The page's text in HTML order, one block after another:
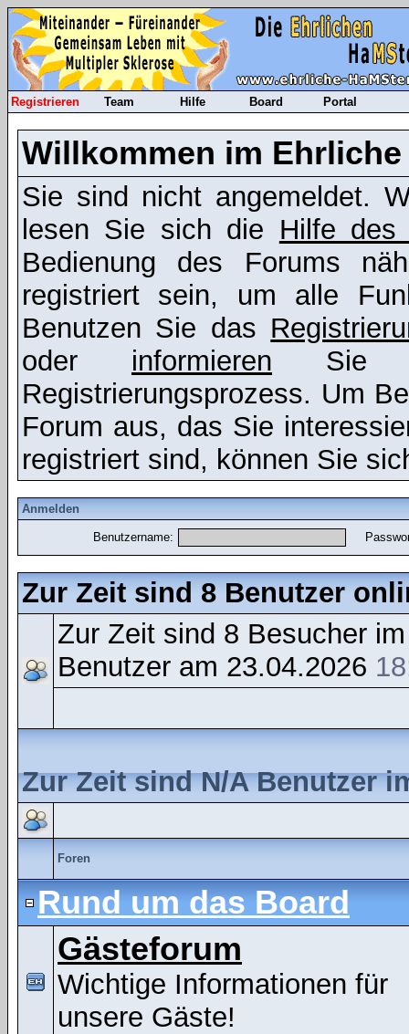
Registrieren Team Hilfe Board Portal
Willkommen im
Sie sind nicht angemeldet.
lesen Sie sich die Hilfe des
Bedienung des Forums
registriert sein, um alle
Benutzen Sie das
oder informieren Sie
Registrierungsprozess. Um
Forum aus, das Sie
registriert sind, können Sie
Anmelden
Benutzername:
Zur Zeit sind 8 Benutzer
Zur Zeit sind 8 Besucher
Benutzer am 23.04.2026
Zur Zeit sind N/A Benutzer
Foren
Rund um das Board
Gästeforum
Wichtige Informationen für
unsere Gäste!